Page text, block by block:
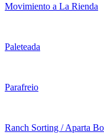
Movimiento a La Rienda
Paleteada
Parafreio
Ranch Sorting / Aparta